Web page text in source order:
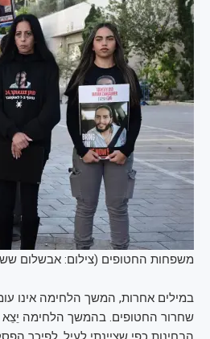
משפחות החטופים (צילום: אבשלום
במילים אחרות, המשך הלחימה אינו
שחרור החטופים. בהמשך הלחימה יֵצֵא